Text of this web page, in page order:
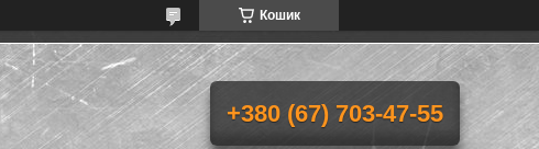
Кошик
+380 (67) 703-47-55